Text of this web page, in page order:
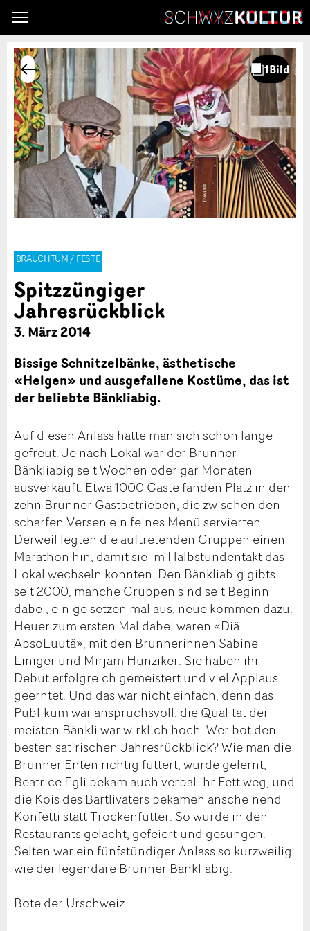
BRAUCHTUM / FESTE
Spitzzüngiger
Jahresrückblick
3. März 2014
Bissige Schnitzelbänke, ästhetische
«Helgen» und ausgefallene Kostüme, das ist
der beliebte Bänkliabig.
Auf diesen Anlass hatte man sich schon lange
gefreut. Je nach Lokal war der Brunner
Bänkliabig seit Wochen oder gar Monaten
ausverkauft. Etwa 1000 Gäste fanden Platz in den
zehn Brunner Gastbetrieben, die zwischen den
scharfen Versen ein feines Menü servierten.
Derweil legten die auftretenden Gruppen einen
Marathon hin, damit sie im Halbstundentakt das
Lokal wechseln konnten. Den Bänkliabig gibts
seit 2000, manche Gruppen sind seit Beginn
dabei, einige setzen mal aus, neue kommen dazu.
Heuer zum ersten Mal dabei waren «Diä
AbsoLuutä», mit den Brunnerinnen Sabine
Liniger und Mirjam Hunziker. Sie haben ihr
Debut erfolgreich gemeistert und viel Applaus
geerntet. Und das war nicht einfach, denn das
Publikum war anspruchsvoll, die Qualität der
meisten Bänkli war wirklich hoch. Wer bot den
besten satirischen Jahresrückblick? Wie man die
Brunner Enten richtig füttert, wurde gelernt,
Beatrice Egli bekam auch verbal ihr Fett weg, und
die Kois des Bartlivaters bekamen anscheinend
Konfetti statt Trockenfutter. So wurde in den
Restaurants gelacht, gefeiert und gesungen.
Selten war ein fünfstündiger Anlass so kurzweilig
wie der legendäre Brunner Bänkliabig.
Bote der Urschweiz